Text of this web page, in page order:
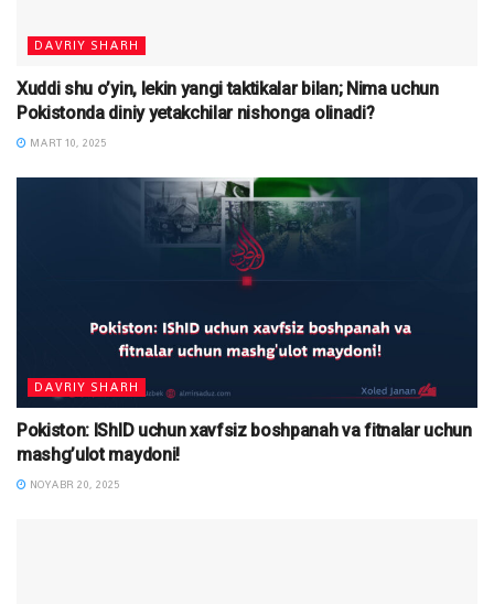
DAVRIY SHARH
Xuddi shu o’yin, lekin yangi taktikalar bilan; Nima uchun
Pokistonda diniy yetakchilar nishonga olinadi?
MART 10, 2025
DAVRIY SHARH
Pokiston: IShID uchun xavfsiz boshpanah va fitnalar uchun
mashg’ulot maydoni!
NOYABR 20, 2025